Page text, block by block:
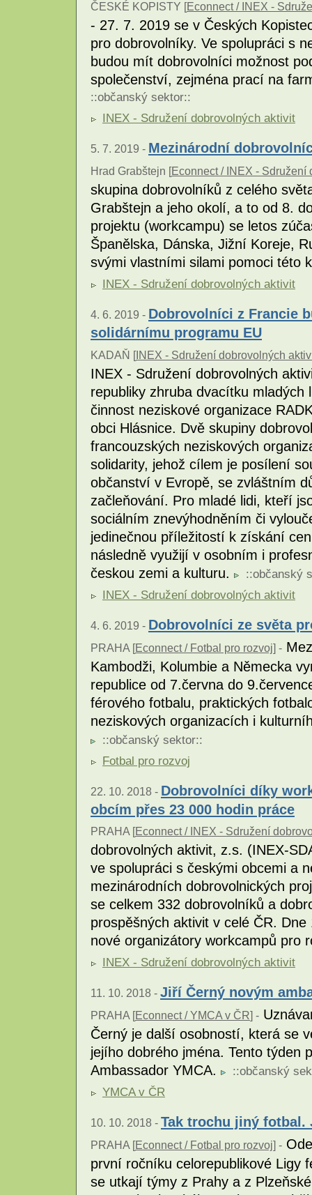
ČESKÉ KOPISTY [Econnect / INEX -
- 27. 7. 2019 se v Českých
pro dobrovolníky. Ve spolupráci s
budou mít dobrovolníci možnost
společenství, zejména prací na
::občanský sektor::
INEX - Sdružení dobrovolných aktivit
5. 7. 2019 - Mezinárodní
Hrad Grabštejn [ Econnect / INEX - Sdružení
skupina dobrovolníků z celého
Grabštejn a jeho okolí, a to od 8.
projektu (workcampu) se letos
Španělska, Dánska, Jižní Koreje,
svými vlastními silami pomoci této
INEX - Sdružení dobrovolných aktivit
4. 6. 2019 - Dobrovolníci z Francie
solidárnímu programu EU
KADAŇ [INEX - Sdružení dobrovolných
INEX - Sdružení dobrovolných
republiky zhruba dvacítku
činnost neziskové organizace
obci Hlásnice. Dvě skupiny
francouzských neziskových
solidarity, jehož cílem je posílení
občanství v Evropě, se zvláštním
začleňování. Pro mladé lidi, kteří
sociálním znevýhodněním či
jedinečnou příležitostí k získání
následně využijí v osobním i
českou zemi a kulturu.
::občanský
INEX - Sdružení dobrovolných aktivit
4. 6. 2019 - Dobrovolníci ze světa
PRAHA [Econnect / Fotbal pro rozvoj] -
Kambodži, Kolumbie a Německa
republice od 7.června do
férového fotbalu, praktických
neziskových organizacích i
::občanský sektor::
Fotbal pro rozvoj
22. 10. 2018 - Dobrovolníci díky
obcím přes 23 000 hodin práce
PRAHA [Econnect / INEX - Sdružení
dobrovolných aktivit, z.s. (INEX-
ve spolupráci s českými obcemi a
mezinárodních dobrovolnických
se celkem 332 dobrovolníků a
prospěšných aktivit v celé ČR.
nové organizátory workcampů pro
INEX - Sdružení dobrovolných aktivit
11. 10. 2018 - Jiří Černý novým
PRAHA [Econnect / YMCA v ČR] -
Černý je další osobností, která se
jejího dobrého jména. Tento týden
Ambassador YMCA.
::občanský
YMCA v ČR
10. 10. 2018 - Tak trochu jiný fotbal.
PRAHA [Econnect / Fotbal pro rozvoj] -
první ročníku celorepublikové Ligy
se utkají týmy z Prahy a z